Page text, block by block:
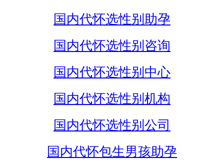
国内代怀选性别助孕
国内代怀选性别咨询
国内代怀选性别中心
国内代怀选性别机构
国内代怀选性别公司
国内代怀包生男孩助孕